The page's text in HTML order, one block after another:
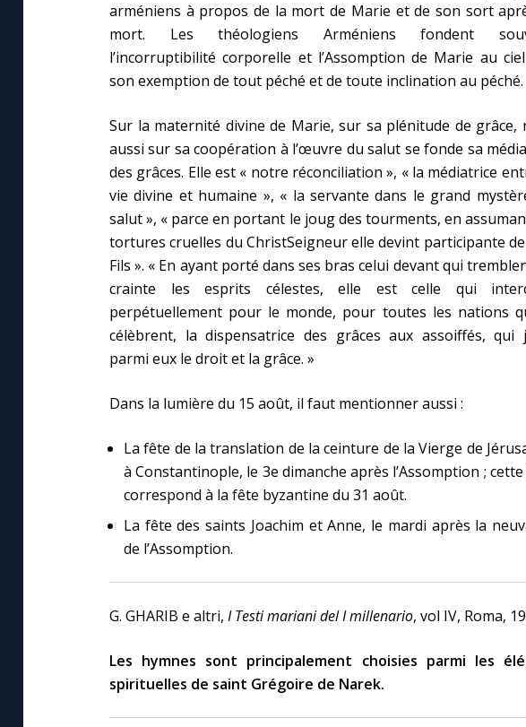
arméniens à propos de la mort de Marie et de son sort
mort. Les théologiens Arméniens fondent
l’incorruptibilité corporelle et l’Assomption de Marie au
son exemption de tout péché et de toute inclination au péché.
Sur la maternité divine de Marie, sur sa plénitude de grâce,
aussi sur sa coopération à l’œuvre du salut se fonde sa
des grâces. Elle est « notre réconciliation », « la médiatrice
vie divine et humaine », « la servante dans le grand
salut », « parce en portant le joug des tourments, en
tortures cruelles du ChristSeigneur elle devint participante
Fils ». « En ayant porté dans ses bras celui devant qui
crainte les esprits célestes, elle est celle qui
perpétuellement pour le monde, pour toutes les nations
célèbrent, la dispensatrice des grâces aux assoiffés, qui
parmi eux le droit et la grâce. »
Dans la lumière du 15 août, il faut mentionner aussi :
La fête de la translation de la ceinture de la Vierge de
à Constantinople, le 3e dimanche après l’Assomption ;
correspond à la fête byzantine du 31 août.
La fête des saints Joachim et Anne, le mardi après la
de l’Assomption.
G. GHARIB e altri, I Testi mariani del I millenario, vol IV, Roma,
Les hymnes sont principalement choisies parmi les
spirituelles de saint Grégoire de Narek.